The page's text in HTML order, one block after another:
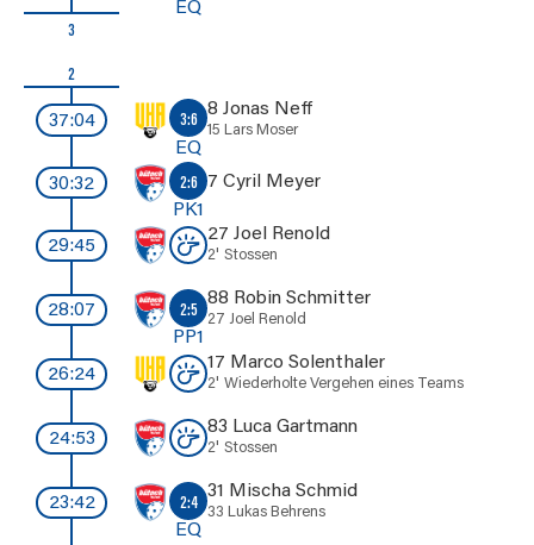
EQ
3
2
37:04
8 Jonas Neff
15 Lars Moser
3:6
EQ
30:32
7 Cyril Meyer
2:6
PK1
29:45
27 Joel Renold
2' Stossen
28:07
88 Robin Schmitter
27 Joel Renold
2:5
PP1
26:24
17 Marco Solenthaler
2' Wiederholte Vergehen eines Teams
24:53
83 Luca Gartmann
2' Stossen
23:42
31 Mischa Schmid
33 Lukas Behrens
2:4
EQ